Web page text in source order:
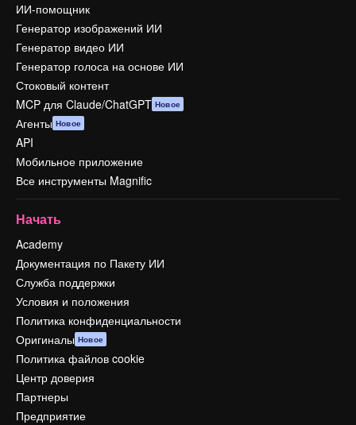
ИИ-помощник
Генератор изображений ИИ
Генератор видео ИИ
Генератор голоса на основе ИИ
Стоковый контент
MCP для Claude/ChatGPT Новое
Агенты Новое
API
Мобильное приложение
Все инструменты Magnific
Начать
Academy
Документация по Пакету ИИ
Служба поддержки
Условия и положения
Политика конфиденциальности
Оригиналы Новое
Политика файлов cookie
Центр доверия
Партнеры
Предприятие